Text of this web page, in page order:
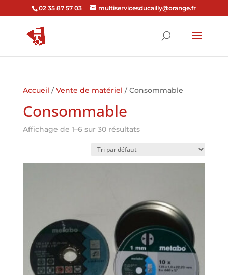
02 35 87 57 03 multiservicesducailly@orange.fr
Accueil /Vente de matériel / Consommable
Consommable
Affichage de 1–6 sur 30 résultats